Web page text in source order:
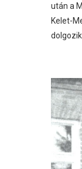
után a
Kelet-
dolgozik.